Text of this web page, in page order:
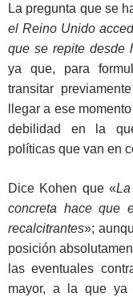
La pregunta que se
el Reino Unido
que se repite desde
ya que, para
transitar
llegar a ese
debilidad en la
políticas que van en
Dice Kohen que «
concreta hace que
recalcitrantes»;
posición
las eventuales
mayor, a la que ya